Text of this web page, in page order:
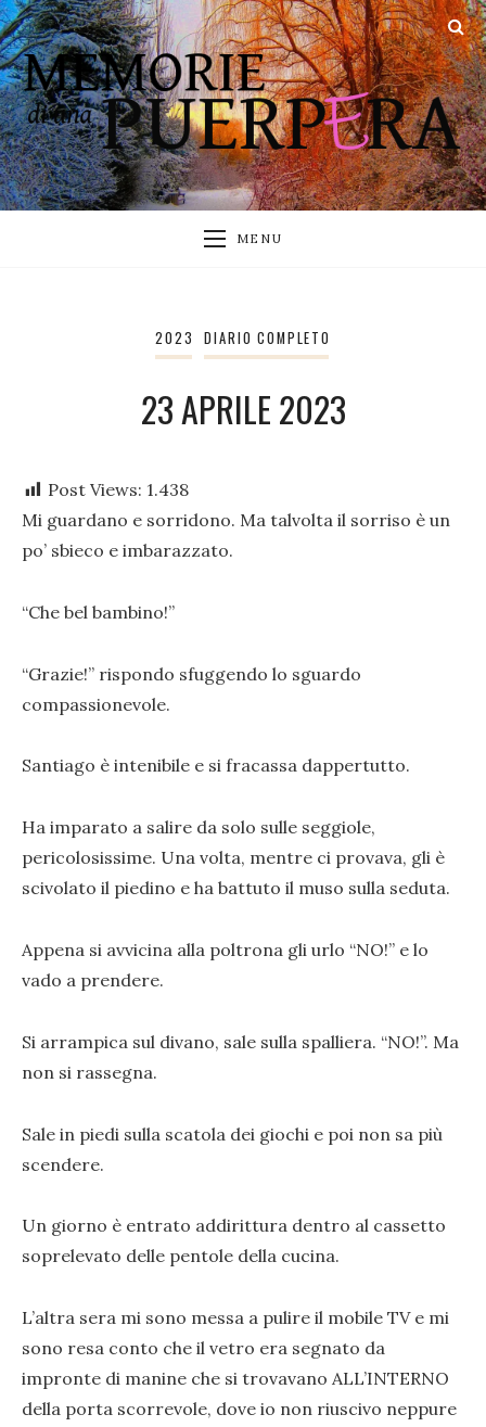
MENU
2023 DIARIO COMPLETO
23 APRILE 2023
Post Views: 1.438
Mi guardano e sorridono. Ma talvolta il sorriso è un
po’ sbieco e imbarazzato.
“Che bel bambino!”
“Grazie!” rispondo sfuggendo lo sguardo
compassionevole.
Santiago è intenibile e si fracassa dappertutto.
Ha imparato a salire da solo sulle seggiole,
pericolosissime. Una volta, mentre ci provava, gli è
scivolato il piedino e ha battuto il muso sulla seduta.
Appena si avvicina alla poltrona gli urlo “NO!” e lo
vado a prendere.
Si arrampica sul divano, sale sulla spalliera. “NO!”. Ma
non si rassegna.
Sale in piedi sulla scatola dei giochi e poi non sa più
scendere.
Un giorno è entrato addirittura dentro al cassetto
soprelevato delle pentole della cucina.
L’altra sera mi sono messa a pulire il mobile TV e mi
sono resa conto che il vetro era segnato da
impronte di manine che si trovavano ALL’INTERNO
della porta scorrevole, dove io non riuscivo neppure